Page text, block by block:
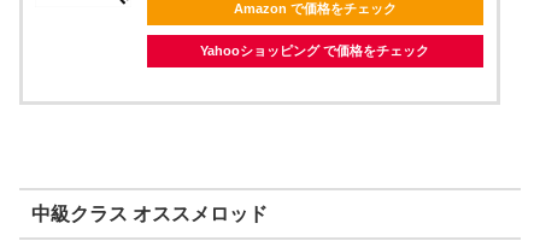
Amazon で価格をチェック
Yahooショッピング で価格をチェック
中級クラス オススメロッド